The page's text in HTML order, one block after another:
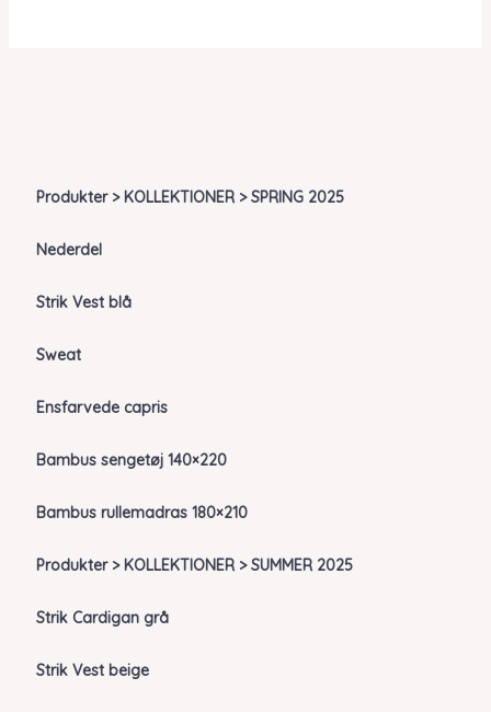
Produkter > KOLLEKTIONER > SPRING 2025
Nederdel
Strik Vest blå
Sweat
Ensfarvede capris
Bambus sengetøj 140×220
Bambus rullemadras 180×210
Produkter > KOLLEKTIONER > SUMMER 2025
Strik Cardigan grå
Strik Vest beige